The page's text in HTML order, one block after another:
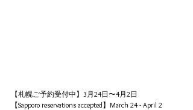
【札幌ご予約受付中】3月24日〜4月2日
【Sapporo reservations accepted】March 24 - April 2